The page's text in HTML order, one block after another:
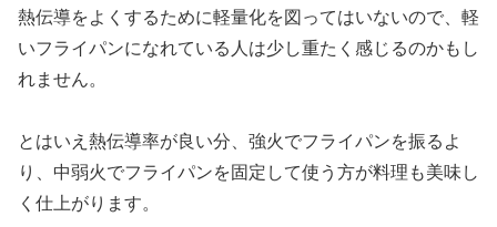
熱伝導をよくするために軽量化を図ってはいないので、軽
いフライパンになれている人は少し重たく感じるのかもし
れません。
とはいえ熱伝導率が良い分、 強火でフライパンを振るよ
り、中弱火でフライパンを固定して使う方が料理も美味し
く仕上がります。